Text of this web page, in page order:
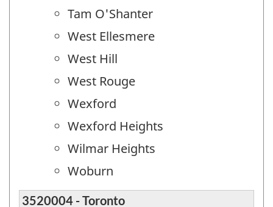
Tam O'Shanter
West Ellesmere
West Hill
West Rouge
Wexford
Wexford Heights
Wilmar Heights
Woburn
3520004 - Toronto